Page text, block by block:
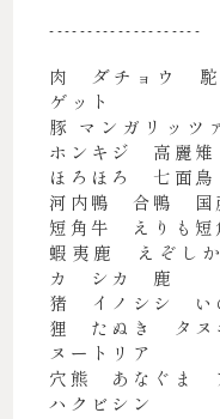
--------------------
肉 ダチョウ
ゲット
豚 マンガリッ
ホンキジ 高麗
ほろほろ 七面
河内鴨 合鴨
短角牛 えりも
蝦夷鹿 えぞし
カ シカ 鹿
猪 イノシシ い
狸 たぬき タ
ヌートリア
穴熊 あなぐま
ハクビシン